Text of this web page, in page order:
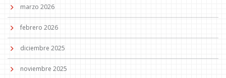
marzo 2026
febrero 2026
diciembre 2025
noviembre 2025